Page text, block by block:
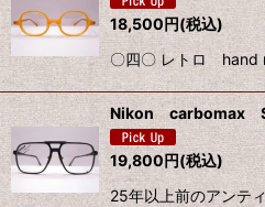
18,500円(税込)
〇四〇 レトロ hand
Nikon carbomax
19,800円(税込)
25年以上前のアンテ